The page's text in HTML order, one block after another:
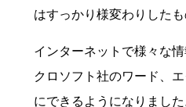
はすっかり様変わりしたも
インターネットで様々な
クロソフト社のワード、
にできるようになりました